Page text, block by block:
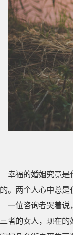
幸福的婚姻究竟是
的。两个人心中总是
一位咨询者哭着说
三者的女人，现在